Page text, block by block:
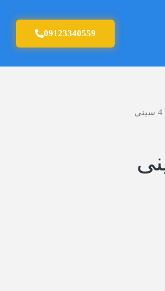
جستجو
09123340559